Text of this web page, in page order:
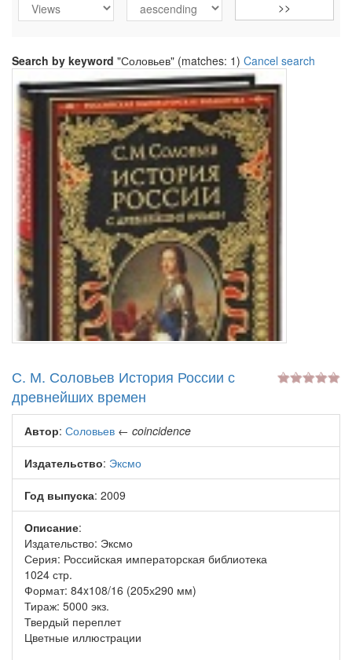
Search by keyword "Соловьев" (matches: 1) Cancel search
С. М. Соловьев История России с
древнейших времен
Автор: Соловьев ← coincidence
Издательство: Эксмо
Год выпуска: 2009
Описание:
Издательство: Эксмо
Серия: Российская императорская библиотека
1024 стр.
Формат: 84x108/16 (205х290 мм)
Тираж: 5000 экз.
Твердый переплет
Цветные иллюстрации